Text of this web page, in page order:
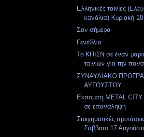
Ελληνικές ταινίες
κανάλια) Κυριακή 18
Σαν σήμερα
Γενέθλια
Το ΚΠΙΣΝ σε έναν
ταινιών για την
ΣΥΝΑΥΛΙΑΚΟ
ΑΥΓΟΥΣΤΟΥ
Εκπομπή METAL CITY
σε επανάληψη
Στοιχηματικές
Σάββατο 17